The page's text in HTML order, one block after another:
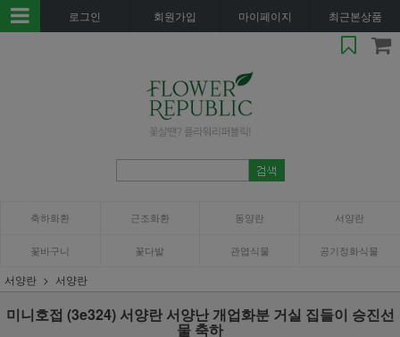
로그인 회원가입 마이페이지 최근본상품
축하화환 근조화환 동양란 서양란
꽃바구니 꽃다발 관엽식물 공기정화식물
서양란 서양란
미니호접 (3e324) 서양란 서양난 개업화분 거실 집들이 승진선
물 축하